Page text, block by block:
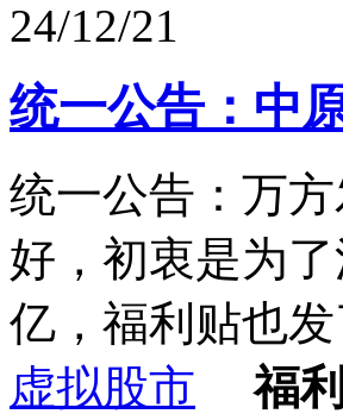
24/12/21
统一公告：中
统一公告：万
好，初衷是为
亿，福利贴也
虚拟股市
福利